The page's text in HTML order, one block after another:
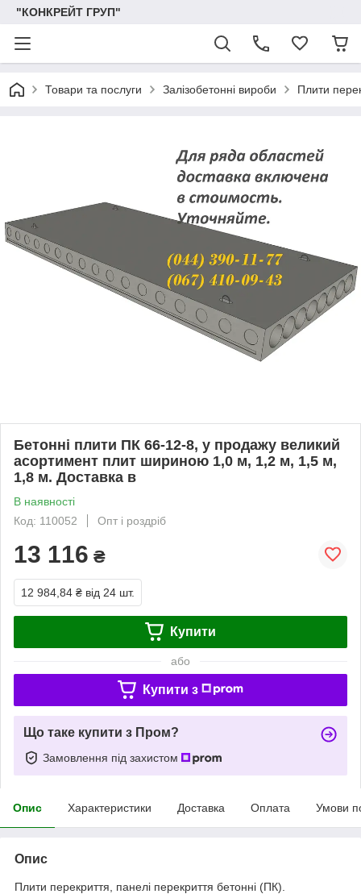
"КОНКРЕЙТ ГРУП"
Товари та послуги Залізобетонні вироби Плити
Бетонні плити ПК 66-12-8, у продажу великий
асортимент плит шириною 1,0 м, 1,2 м, 1,5 м,
1,8 м. Доставка в
В наявності
Код: 110052
Опт і роздріб
13 116 ₴
12 984,84 ₴ від 24 шт.
Купити
або
Купити з
Що таке купити з Пром?
Замовлення під захистом
Опис Характеристики Доставка Оплата Умови
Опис
Плити перекриття, панелі перекриття бетонні (ПК).